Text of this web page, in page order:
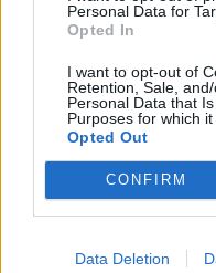
Personal Data for
Opted In
I want to opt-out of
Retention, Sale,
Personal Data that
Purposes for which it
Opted Out
CONFIRM
Data Deletion
KEDVES
tartozik, melynek
regisztrációhoz kötött.
Az előfizetés a
Portfolio.hu teljes